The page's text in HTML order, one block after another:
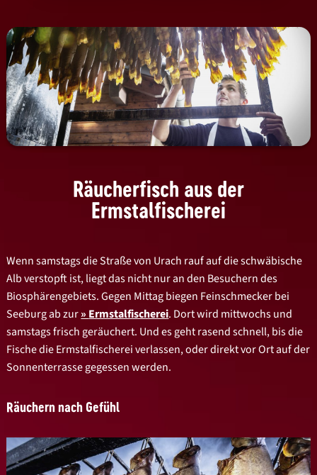
Räucherfisch aus der
Ermstalfischerei
Wenn samstags die Straße von Urach rauf auf die schwäbische
Alb verstopft ist, liegt das nicht nur an den Besuchern des
Biosphärengebiets. Gegen Mittag biegen Feinschmecker bei
Seeburg ab zur
Ermstalfischerei. Dort wird mittwochs und
samstags frisch geräuchert. Und es geht rasend schnell, bis die
Fische die Ermstalfischerei verlassen, oder direkt vor Ort auf der
Sonnenterrasse gegessen werden.
Räuchern nach Gefühl